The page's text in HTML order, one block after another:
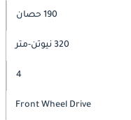
190 حصان
320 نيوتن-متر
4
Front Wheel Drive